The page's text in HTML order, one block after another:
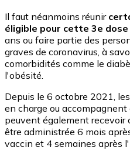
Il faut néanmoins réunir
éligible pour cette 3e dose
ans ou faire partie des
graves de coronavirus, à
comorbidités comme le
l'obésité.
Depuis le 6 octobre 2021,
en charge ou
peuvent également recevoir
être administrée 6 mois
vaccin et 4 semaines après